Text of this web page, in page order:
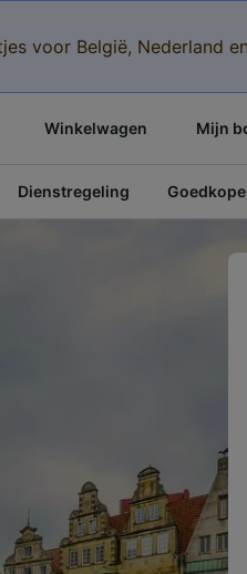
voor België, Nederland
Winkelwagen Mijn
Dienstregeling